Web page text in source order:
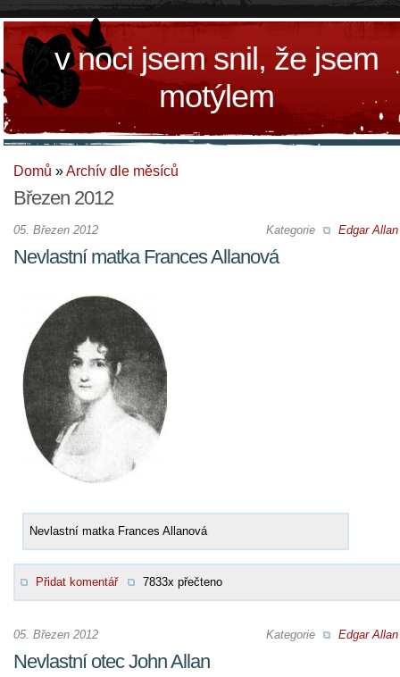
v noci jsem snil, že jsem
motýlem
Domů »Archív dle měsíců
Březen 2012
Kategorie Edgar
05. Březen 2012
Nevlastní matka Frances Allanová
Nevlastní matka Frances Allanová
Přidat komentář 7833x přečteno
Kategorie Edgar
05. Březen 2012
Nevlastní otec John Allan